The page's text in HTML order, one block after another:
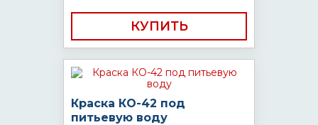
КУПИТЬ
Краска КО-42 под
питьевую воду